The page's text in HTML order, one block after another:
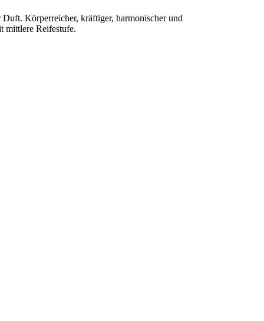
Körperreicher, kräftiger, harmonischer und
mittlere Reifestufe.